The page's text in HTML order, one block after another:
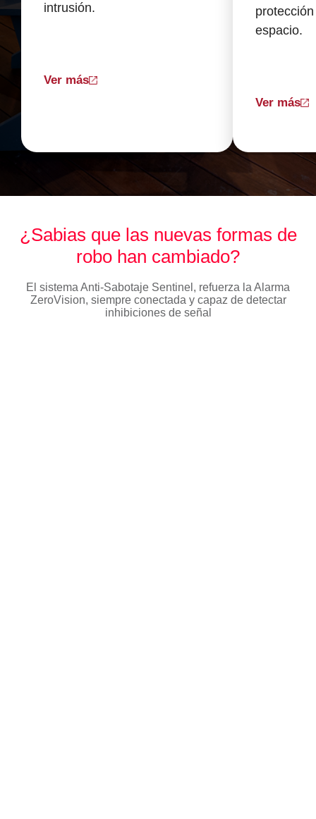
intrusión.
Ver más
espacio.
Ver más
¿Sabias que las nuevas formas de
robo han cambiado?
El sistema Anti-Sabotaje Sentinel, refuerza la Alarma
ZeroVision, siempre conectada y capaz de detectar
inhibiciones de señal